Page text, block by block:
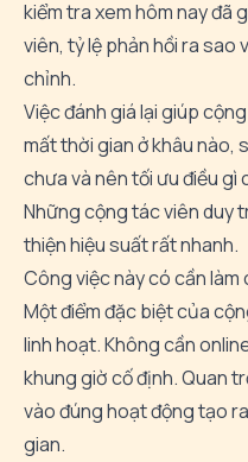
kiểm tra xem hôm nay đã
viên, tỷ lệ phản hồi ra sao
chỉnh.
Việc đánh giá lại giúp
mất thời gian ở khâu nào,
chưa và nên tối ưu điều
Những cộng tác viên duy
thiện hiệu suất rất nhanh.
Công việc này có cần làm
Một điểm đặc biệt của
linh hoạt. Không cần
khung giờ cố định. Quan
vào đúng hoạt động tạo
gian.